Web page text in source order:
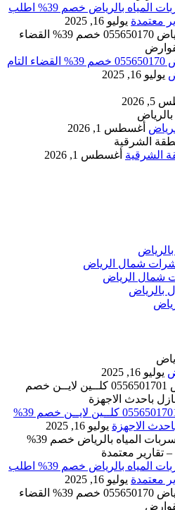
افضل شركة كشف تسربات المياه بالرياض خصم 39% اطلب
يوليو 16, 2025
مكافحة حشرات بالرياض 055650170 خصم 39% القضاء التام
يوليو 16, 2025
2026
أغسطس 1, 2026
الشرقية أغسطس 1, 2026
شمال الرياض
شمال الرياض
بالرياض
يوليو 16, 2025
شركة تنظيف بالرياض 0556501701 كلــين لايــن خصم 39%
الاجهزة يوليو 16, 2025
افضل شركة كشف تسربات المياه بالرياض خصم 39% اطلب
يوليو 16, 2025